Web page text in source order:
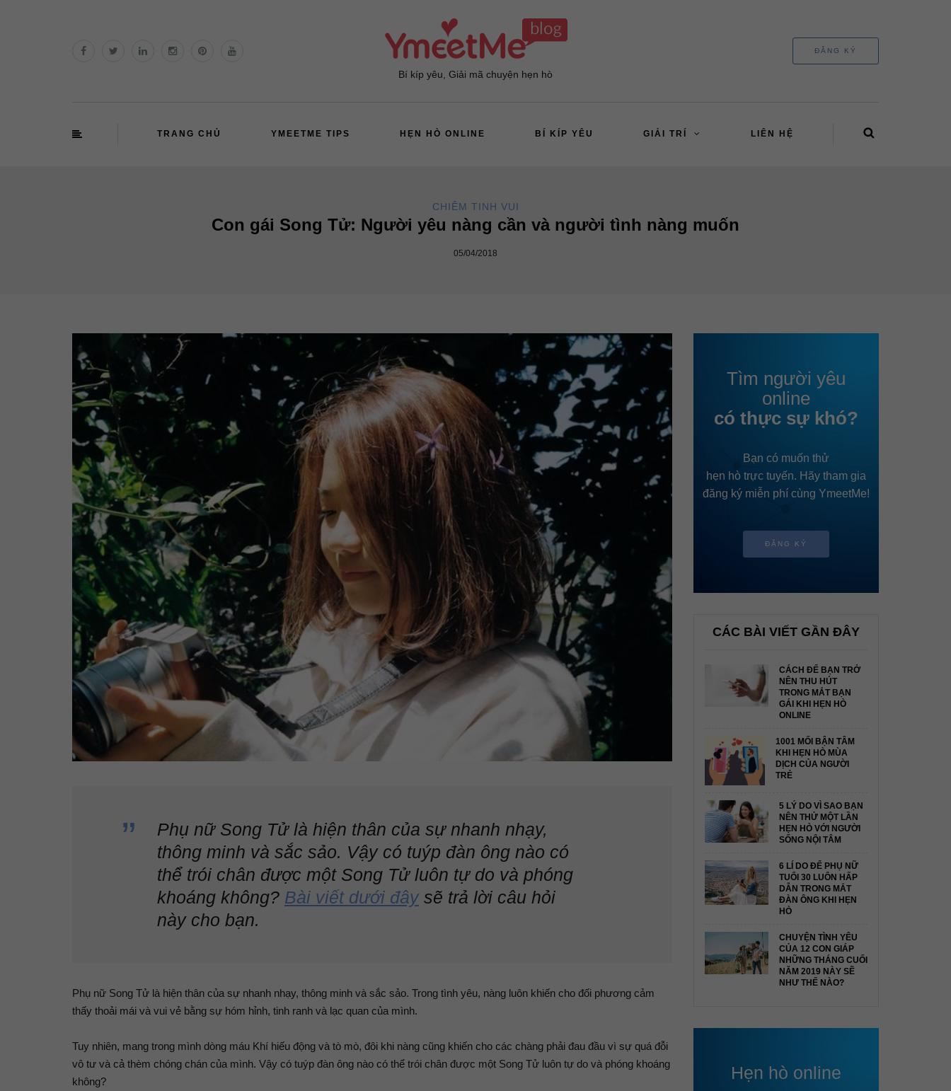
Bí kíp yêu, Giải mã chuyện hẹn hò
ĐĂNG KÝ
TRANG CHỦ YMEETME TIPS HẸN HÒ ONLINE BÍ KÍP YÊU GIẢI TRÍ LIÊN HỆ
CHIÊM TINH VUI
Con gái Song Tử: Người yêu nàng cần và người tình nàng muốn
05/04/2018
Phụ nữ Song Tử là hiện thân của sự nhanh nhạy,
thông minh và sắc sảo. Vậy có tuýp đàn ông nào có
thể trói chân được một Song Tử luôn tự do và phóng
khoáng không? Bài viết dưới đâysẽ trả lời câu hỏi
này cho bạn.
Phụ nữ Song Tử là hiện thân của sự nhanh nhạy, thông minh và sắc sảo. Trong tình yêu, nàng luôn khiến cho đối phương cảm
thấy thoải mái và vui vẻ bằng sự hóm hỉnh, tinh ranh và lạc quan của mình.
Tuy nhiên, mang trong mình dòng máu Khí hiếu động và tò mò, đôi khi nàng cũng khiến cho các chàng phải đau đầu vì sự quá đỗi
vô tư và cả thèm chóng chán của mình. Vậy có tuýp đàn ông nào có thể trói chân được một Song Tử luôn tự do và phóng khoáng
không?
Tìm người yêu
online
có thực sự khó?
Bạn có muốn thử
hẹn hò trực tuyến. Hãy tham gia
đăng ký miễn phí cùng YmeetMe!
ĐĂNG KÝ
CÁC BÀI VIẾT GẦN ĐÂY
CÁCH ĐỂ BẠN TRỞ
NÊN THU HÚT
TRONG MẮT BẠN
GÁI KHI HẸN HÒ
ONLINE
1001 MỐI BẬN TÂM
KHI HẸN HÒ MÙA
DỊCH CỦA NGƯỜI
TRẺ
5 LÝ DO VÌ SAO BẠN
NÊN THỬ MỘT LẦN
HẸN HÒ VỚI NGƯỜI
SỐNG NỘI TÂM
6 LÍ DO ĐỂ PHỤ NỮ
TUỔI 30 LUÔN HẤP
DẪN TRONG MẮT
ĐÀN ÔNG KHI HẸN
HÒ
CHUYỆN TÌNH YÊU
CỦA 12 CON GIÁP
NHỮNG THÁNG CUỐI
NĂM 2019 NÀY SẼ
NHƯ THẾ NÀO?
Hẹn hò online